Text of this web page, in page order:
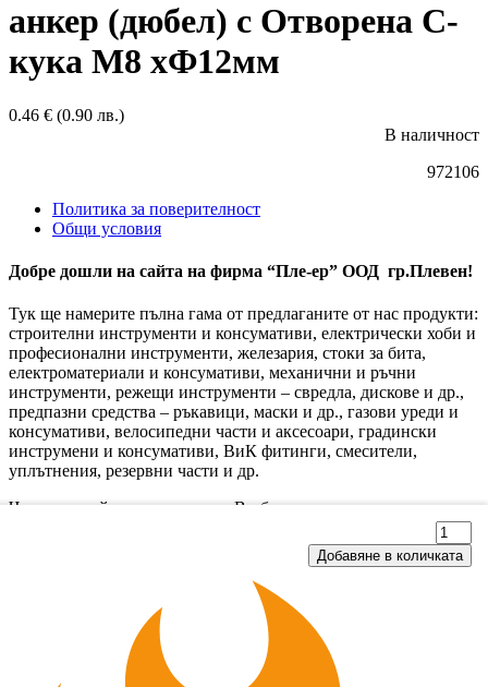
анкер (дюбел) с Отворена С-
кука М8 хФ12мм
0.46 € (0.90 лв.)
В наличност
972106
за
анкер
Добавяне в количката
Политика за поверителност
Общи условия
Добре дошли на сайта на фирма “Пле-ер” ООД гр.Плевен!
Тук ще намерите пълна гама от предлаганите от нас продукти:
строителни инструменти и консумативи, електрически хоби и
професионални инструменти, железария, стоки за бита,
електроматериали и консумативи, механични и ръчни
инструменти, режещи инструменти – свредла, дискове и др.,
предпазни средства – ръкавици, маски и др., газови уреди и
консумативи, велосипедни части и аксесоари, градински
инструмени и консумативи, ВиК фитинги, смесители,
уплътнения, резервни части и др.
Чрез този сайт се надяваме да Ви бъдем максимално полезни
при избора на стоки за зареждане на Вашият магазин, склад и
© 2025, Пле-ер ООД, гр. Плевен